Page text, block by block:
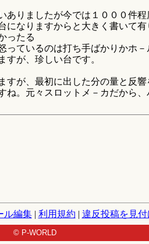
りましたが今では１０００件程
なりますからと大きく書いて
ったる
ているのは打ち手ばかりかホ－
が、珍しい台です。
が、最初に出した分の量と反
。元々スロットメ－カだから、
ル編集| 利用規約 | 違反投稿を見付
© P-WORLD